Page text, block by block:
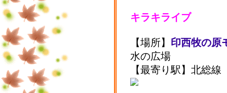
キラキライブ
【場所】 印西牧の原
水の広場
【最寄り駅】北総